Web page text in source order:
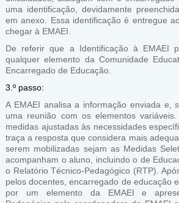
uma identificação, devidamente
em anexo. Essa identificação é entregue
chegar à EMAEI.
De referir que a Identificação à EMAEI
qualquer elemento da Comunidade
Encarregado de Educação.
3.º passo:
A EMAEI analisa a informação enviada e,
uma reunião com os elementos
medidas ajustadas às necessidades
traça a resposta que considera mais
serem mobilizadas sejam as Medidas
acompanham o aluno, incluindo o de
o Relatório Técnico-Pedagógico (RTP).
pelos docentes, encarregado de educação
por um elemento da EMAEI e